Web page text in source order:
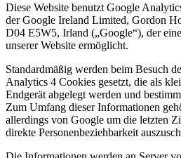
Diese Website benutzt Google
der Google Ireland Limited, Gordon
D04 E5W5, Irland („Google“), der
unserer Website ermöglicht.
Standardmäßig werden beim Besuch
Analytics 4 Cookies gesetzt, die als
Endgerät abgelegt werden und
Zum Umfang dieser Informationen
allerdings von Google um die letzten
direkte Personenbeziehbarkeit